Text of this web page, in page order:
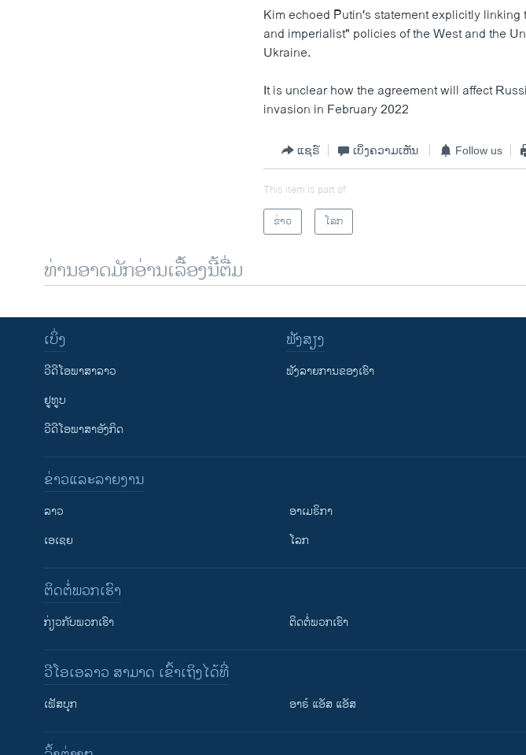
Kim echoed Putin's statement explicitly
and imperialist" policies of the West and the
Ukraine.
It is unclear how the agreement will affect
invasion in February 2022
ແຊຣ໌ ເບິ່ງຄວາມເຫັນ Follow us
This item is part of
ຂ່າວ
ໂລກ
ທ່ານອາດມັກອ່ານເລື້ອງນີ້ຕື່ມ
ເບິ່ງ
ວີດີໂອພາສາລາວ
ຢູທູບ
ວີດີໂອພາສາອັງກິດ
ຟັງສຽງ
ຟັງລາຍການຂອງເຮົາ
ຂ່າວແລະລາຍງານ
ລາວ
ເອເຊຍ
ອາເມຣິກາ
ໂລກ
ຕິດຕໍ່ພວກເຮົາ
ກ່ຽວກັບພວກເຮົາ ຕິດຕໍ່ພວກເຮົາ
ວີໂອເອລາວ ສາມາດ ເຂົ້າເຖິງໄດ້ທີ່
ເຟັສບຸກ ອາຣ໌ ແອັສ ແອັສ